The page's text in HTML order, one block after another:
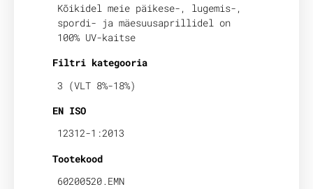
Kõikidel meie päikese-, lugemis-,
spordi- ja mäesuusaprillidel on
100% UV-kaitse
Filtri kategooria
3 (VLT 8%-18%)
EN ISO
12312-1:2013
Tootekood
60200520.EMN